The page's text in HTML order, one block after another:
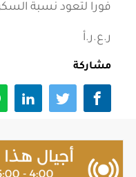
فورا لتعود نسبة
ر.ع.ر.أ
مشاركة